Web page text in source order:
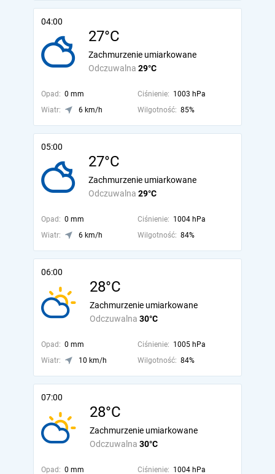
04:00
27°C
Odczuwalna 29°C
Zachmurzenie umiarkowane
Opad: 0 mm Ciśnienie: 1003 hPa
Wiatr:
6 km/h Wilgotność: 85%
05:00
27°C
Odczuwalna 29°C
Zachmurzenie umiarkowane
Opad: 0 mm Ciśnienie: 1004 hPa
Wiatr:
6 km/h Wilgotność: 84%
06:00
28°C
Odczuwalna 30°C
Zachmurzenie umiarkowane
Opad: 0 mm Ciśnienie: 1005 hPa
Wiatr:
10 km/h Wilgotność: 84%
07:00
28°C
Odczuwalna 30°C
Zachmurzenie umiarkowane
Opad: 0 mm Ciśnienie: 1004 hPa